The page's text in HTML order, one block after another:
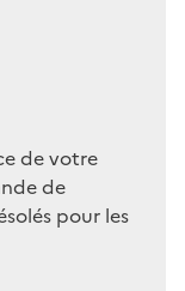
de votre
de
pour les